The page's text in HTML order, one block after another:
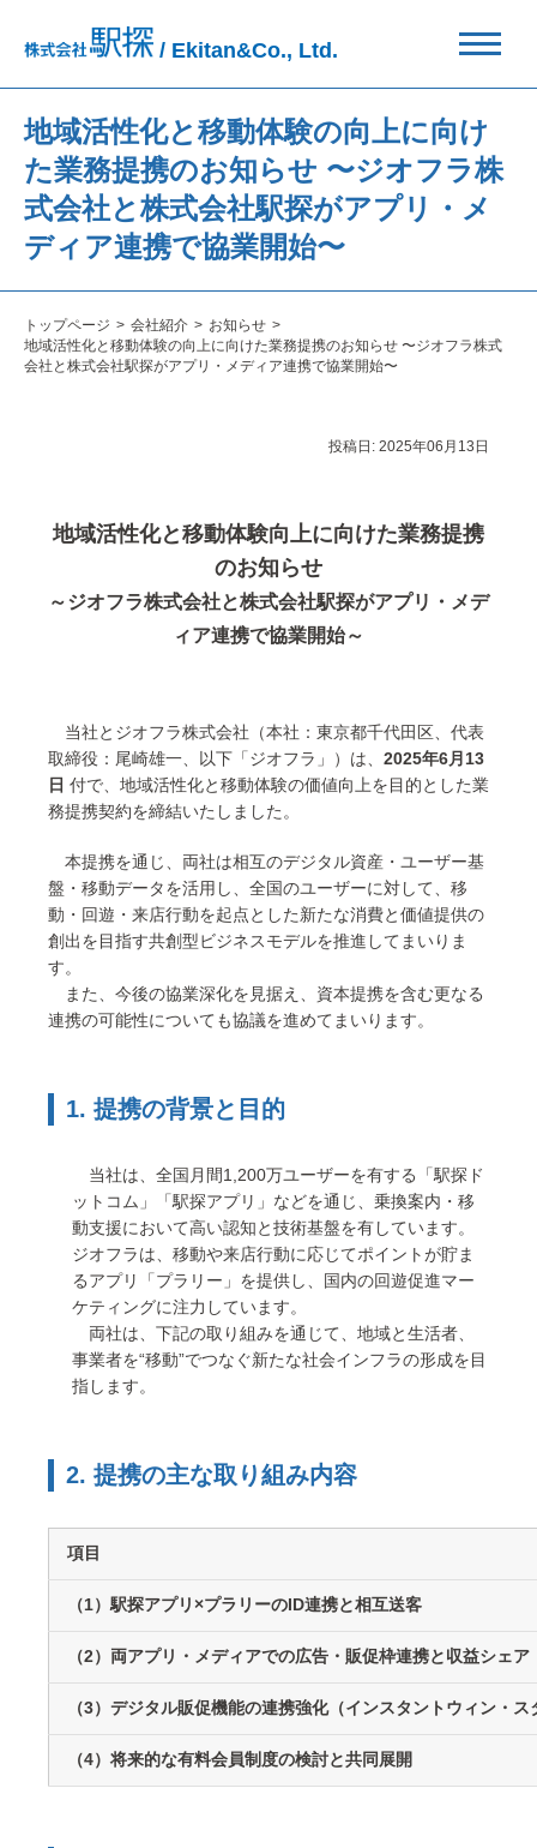
/ Ekitan&Co., Ltd.
地域活性化と移動体験の向上に向け
た業務提携のお知らせ 〜ジオフラ株
式会社と株式会社駅探がアプリ・メ
ディア連携で協業開始〜
トップページ 会社紹介
お知らせ
地域活性化と移動体験の向上に向けた業務提携のお知らせ 〜ジオフラ株式
会社と株式会社駅探がアプリ・メディア連携で協業開始〜
投稿日: 2025年06月13日
地域活性化と移動体験向上に向けた業務提携
のお知らせ
～ジオフラ株式会社と株式会社駅探がアプリ・メデ
ィア連携で協業開始～
当社とジオフラ株式会社（本社：東京都千代田区、代表
取締役：尾崎雄一、以下「ジオフラ」）は、 2025年6月13
日 付で、地域活性化と移動体験の価値向上を目的とした業
務提携契約を締結いたしました。
本提携を通じ、両社は相互のデジタル資産・ユーザー基
盤・移動データを活用し、全国のユーザーに対して、移
動・回遊・来店行動を起点とした新たな消費と価値提供の
創出を目指す共創型ビジネスモデルを推進してまいりま
す。
また、今後の協業深化を見据え、資本提携を含む更なる
連携の可能性についても協議を進めてまいります。
1. 提携の背景と目的
当社は、全国月間1,200万ユーザーを有する「駅探ド
ットコム」「駅探アプリ」などを通じ、乗換案内・移
動支援において高い認知と技術基盤を有しています。
ジオフラは、移動や来店行動に応じてポイントが貯ま
るアプリ「プラリー」を提供し、国内の回遊促進マー
ケティングに注力しています。
両社は、下記の取り組みを通じて、地域と生活者、
事業者を“移動”でつなぐ新たな社会インフラの形成を目
指します。
2. 提携の主な取り組み内容
項目
（1）駅探アプリ×プラリーのID連携と相互送客
（2）両アプリ・メディアでの広告・販促枠連携と収益シェア
（3）デジタル販促機能の連携強化（インスタントウィン・
（4）将来的な有料会員制度の検討と共同展開